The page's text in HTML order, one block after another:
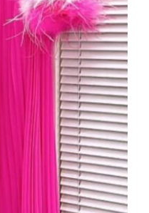
Pliseli Şifon
Kol, Uzun